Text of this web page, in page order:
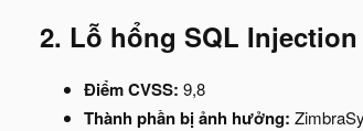
2. Lỗ hổng SQL
Điểm CVSS: 9,8
Thành phần bị ảnh hưởng: